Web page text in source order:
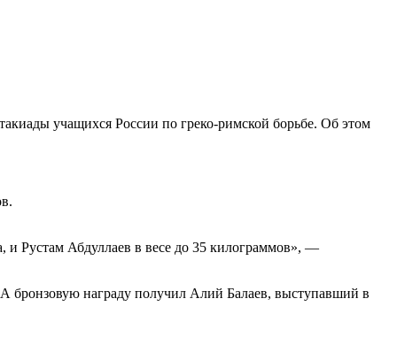
учащихся России по греко-римской борьбе. Об этом
и Рустам Абдуллаев в весе до 35 килограммов», —
бронзовую награду получил Алий Балаев, выступавший в